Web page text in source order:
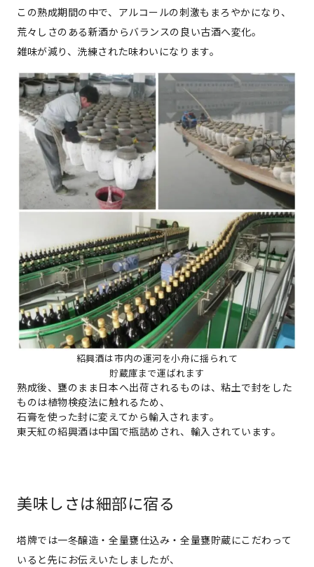
この熟成期間の中で、アルコールの刺激もまろやかになり、
荒々しさのある新酒からバランスの良い古酒へ変化。
雑味が減り、洗練された味わいになります。
紹興酒は市内の運河を小舟に揺られて
貯蔵庫まで運ばれます
熟成後、甕のまま日本へ出荷されるものは、粘土で封をした
ものは植物検疫法に触れるため、
石膏を使った封に変えてから輸入されます。
東天紅の紹興酒は中国で瓶詰めされ、輸入されています。
美味しさは細部に宿る
塔牌では一冬醸造・全量甕仕込み・全量甕貯蔵にこだわって
いると先にお伝えいたしましたが、